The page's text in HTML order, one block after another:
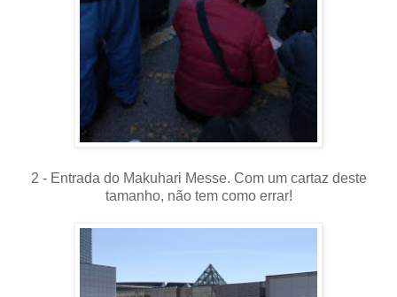
2 - Entrada do Makuhari Messe. Com um cartaz deste
tamanho, não tem como errar!